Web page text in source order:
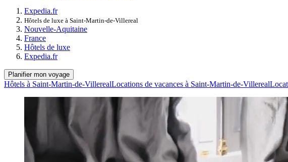
Expedia.fr
Hôtels de luxe à Saint-Martin-de-Villereal
Nouvelle-Aquitaine
France
Hôtels de luxe
Expedia.fr
Planifier mon voyage
Hôtels à Saint-Martin-de-VillerealLocations de vacances à Saint-Martin-de-Villereal